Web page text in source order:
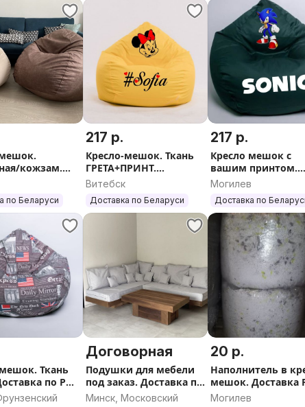
кожзам.
по РБ.
по Беларуси
217 р.
Кресло-мешок. Ткань
ГРЕТА+ПРИНТ.
Доставка по РБ.
Витебск
Доставка по Беларуси
217 р.
Кресло мешок с
вашим принтом.
Доставка по РБ
Могилев
Доставка по
Ткань
по РБ.
Договорная
Подушки для мебели
под заказ. Доставка по
РБ
Минск, Московский
20 р.
Наполнитель в
мешок. Доставка
Могилев